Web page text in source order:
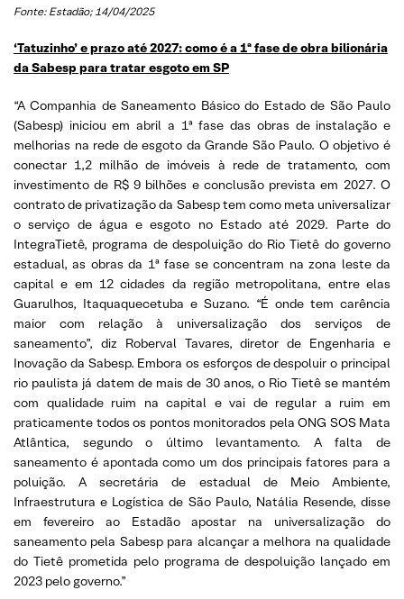
Fonte: Estadão; 14/04/2025
‘Tatuzinho’ e prazo até 2027: como é a 1ª fase de obra bilionária
da Sabesp para tratar esgoto em SP
“A Companhia de Saneamento Básico do Estado de São Paulo
(Sabesp) iniciou em abril a 1ª fase das obras de instalação e
melhorias na rede de esgoto da Grande São Paulo. O objetivo é
conectar 1,2 milhão de imóveis à rede de tratamento, com
investimento de R$ 9 bilhões e conclusão prevista em 2027. O
contrato de privatização da Sabesp tem como meta universalizar
o serviço de água e esgoto no Estado até 2029. Parte do
IntegraTietê, programa de despoluição do Rio Tietê do governo
estadual, as obras da 1ª fase se concentram na zona leste da
capital e em 12 cidades da região metropolitana, entre elas
Guarulhos, Itaquaquecetuba e Suzano. “É onde tem carência
maior com relação à universalização dos serviços de
saneamento”, diz Roberval Tavares, diretor de Engenharia e
Inovação da Sabesp. Embora os esforços de despoluir o principal
rio paulista já datem de mais de 30 anos, o Rio Tietê se mantém
com qualidade ruim na capital e vai de regular a ruim em
praticamente todos os pontos monitorados pela ONG SOS Mata
Atlântica, segundo o último levantamento. A falta de
saneamento é apontada como um dos principais fatores para a
poluição. A secretária de estadual de Meio Ambiente,
Infraestrutura e Logística de São Paulo, Natália Resende, disse
em fevereiro ao Estadão apostar na universalização do
saneamento pela Sabesp para alcançar a melhora na qualidade
do Tietê prometida pelo programa de despoluição lançado em
2023 pelo governo.”